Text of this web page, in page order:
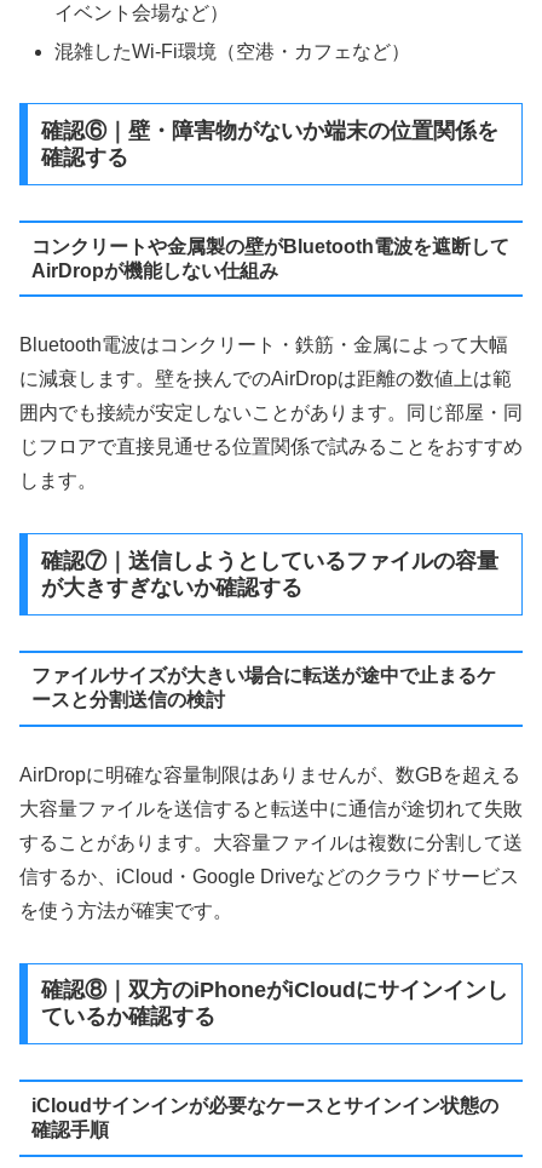
イベント会場など）
混雑したWi-Fi環境（空港・カフェなど）
確認⑥｜壁・障害物がないか端末の位置関係を
確認する
コンクリートや金属製の壁がBluetooth電波を遮断して
AirDropが機能しない仕組み
Bluetooth電波はコンクリート・鉄筋・金属によって大幅
に減衰します。壁を挟んでのAirDropは距離の数値上は範
囲内でも接続が安定しないことがあります。同じ部屋・同
じフロアで直接見通せる位置関係で試みることをおすすめ
します。
確認⑦｜送信しようとしているファイルの容量
が大きすぎないか確認する
ファイルサイズが大きい場合に転送が途中で止まるケ
ースと分割送信の検討
AirDropに明確な容量制限はありませんが、数GBを超える
大容量ファイルを送信すると転送中に通信が途切れて失敗
することがあります。大容量ファイルは複数に分割して送
信するか、iCloud・Google Driveなどのクラウドサービス
を使う方法が確実です。
確認⑧｜双方のiPhoneがiCloudにサインインし
ているか確認する
iCloudサインインが必要なケースとサインイン状態の
確認手順